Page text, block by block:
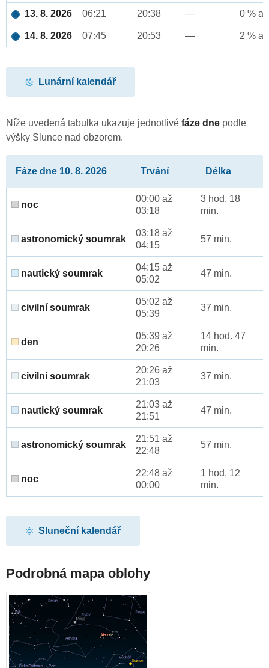
13. 8. 2026 06:21 20:38 — 0 %
14. 8. 2026 07:45 20:53 — 2 %
Lunární kalendář
Níže uvedená tabulka ukazuje jednotlivé fáze dne podle
výšky Slunce nad obzorem.
Fáze dne 10. 8. 2026 Trvání Délka
noc
00:00 až
03:18
3 hod. 18
min.
astronomický soumrak
03:18 až
04:15
57 min.
nautický soumrak
04:15 až
05:02
47 min.
civilní soumrak
05:02 až
05:39
37 min.
den
05:39 až
20:26
14 hod. 47
min.
civilní soumrak
20:26 až
21:03
37 min.
nautický soumrak
21:03 až
21:51
47 min.
astronomický soumrak
21:51 až
22:48
57 min.
noc
22:48 až
00:00
1 hod. 12
min.
Sluneční kalendář
Podrobná mapa oblohy